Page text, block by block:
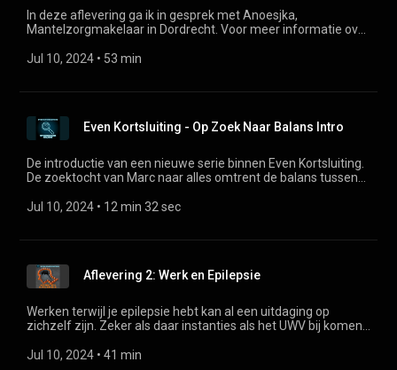
In deze aflevering ga ik in gesprek met Anoesjka,
Mantelzorgmakelaar in Dordrecht. Voor meer informatie over
mantelzorgmakelaardordrecht.nl
epilepsie/hulpmiddelen/leenregeling) .
Jul 10, 2024 • 53 min
Even Kortsluiting - Op Zoek Naar Balans Intro
De introductie van een nieuwe serie binnen Even Kortsluiting.
De zoektocht van Marc naar alles omtrent de balans tussen
Jul 10, 2024 • 12 min 32 sec
Aflevering 2: Werk en Epilepsie
Werken terwijl je epilepsie hebt kan al een uitdaging op
zichzelf zijn. Zeker als daar instanties als het UWV bij komen.
ervaringen, negatief, negatiever en soms ook positief. Link
Jul 10, 2024 • 41 min